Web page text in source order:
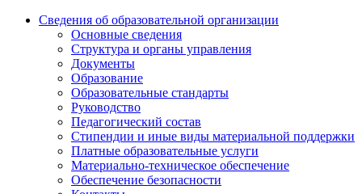
Сведения об образовательной организации
Основные сведения
Структура и органы управления
Документы
Образование
Образовательные стандарты
Руководство
Педагогический состав
Стипендии и иные виды материальной поддержки
Платные образовательные услуги
Материально-техническое обеспечение
Обеспечение безопасности